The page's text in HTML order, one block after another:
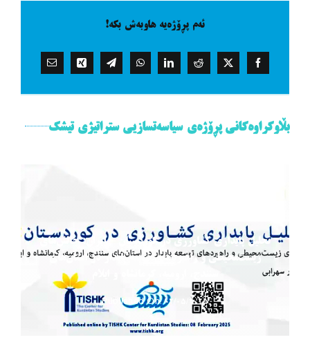
ئەم پڕۆژەیە هاوبەش بکە!
بڵاوکراوەکانی پڕۆژەی سیاسەتسازیی ستراتیژی تیشک
تحلیل پایداری کشاورزی در کوردستان – ایران: چالش‌های
زیست‌محیطی و راهبردهای توسعه پایدار در استان‌های
Published On: 02/05/2025